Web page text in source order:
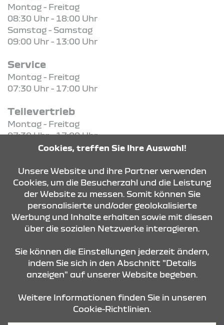
Montag - Freitag
08:30 Uhr - 18:00 Uhr
Samstag - Samstag
09:00 Uhr - 13:00 Uhr
Service
Montag - Freitag
07:30 Uhr - 17:00 Uhr
Teilevertrieb
Montag - Freitag
07:30 Uhr - 17:00 Uhr
KONTAKT & ANFAHRT
ÖFFNUNGSZEITEN
STANDORTE
Cookies, treffen Sie Ihre Auswahl!
Unsere Website und ihre Partner verwenden
Cookies, um die Besucherzahl und die Leistung
der Website zu messen. Somit können Sie
personalisierte und/oder geolokalisierte
Werbung und Inhalte erhalten sowie mit diesen
über die sozialen Netzwerke interagieren.
Sie können die Einstellungen jederzeit ändern,
indem Sie sich in den Abschnitt "Details
anzeigen" auf unserer Website begeben.
Weitere Informationen finden Sie in unseren
Cookie-Richtlinien.